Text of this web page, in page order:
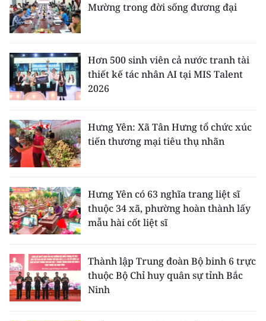
Mường trong đời sống đương đại
Hơn 500 sinh viên cả nước tranh tài
thiết kế tác nhân AI tại MIS Talent
2026
Hưng Yên: Xã Tân Hưng tổ chức xúc
tiến thương mại tiêu thụ nhãn
Hưng Yên có 63 nghĩa trang liệt sĩ
thuộc 34 xã, phường hoàn thành lấy
mẫu hài cốt liệt sĩ
Thành lập Trung đoàn Bộ binh 6 trực
thuộc Bộ Chỉ huy quân sự tỉnh Bắc
Ninh